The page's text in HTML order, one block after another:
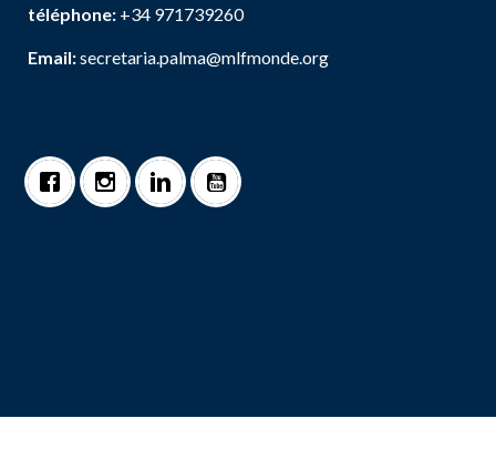
téléphone: +34 971739260
Email:secretaria.palma@mlfmonde.org